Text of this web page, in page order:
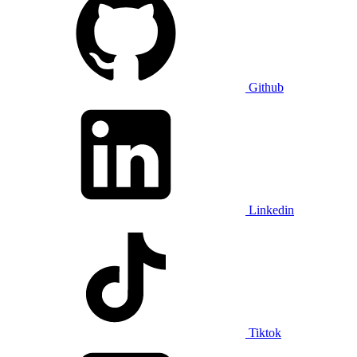
Github
Linkedin
Tiktok